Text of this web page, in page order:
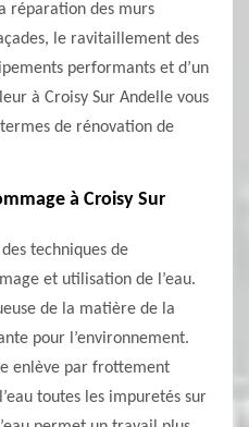
réparation des murs
le ravitaillement des
performants et d’un
à Croisy Sur Andelle vous
de rénovation de
à Croisy Sur
techniques de
et utilisation de l’eau.
de la matière de la
pour l’environnement.
enlève par frottement
toutes les impuretés sur